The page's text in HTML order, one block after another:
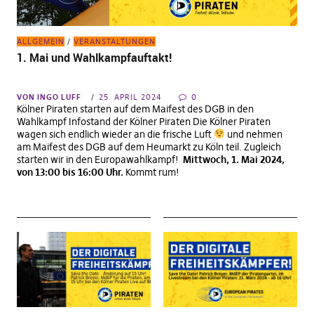
ALLGEMEIN VERANSTALTUNGEN
1. Mai und Wahlkampfauftakt!
VON INGO LUFF 25. APRIL 2024 0
Kölner Piraten starten auf dem Maifest des DGB in den
Wahlkampf Infostand der Kölner Piraten Die Kölner Piraten
wagen sich endlich wieder an die frische Luft
und nehmen
am Maifest des DGB auf dem Heumarkt zu Köln teil. Zugleich
starten wir in den Europawahlkampf! Mittwoch, 1. Mai 2024,
von 13:00 bis 16:00 Uhr. Kommt rum!